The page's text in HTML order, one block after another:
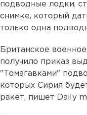
подводные лодки,
снимке, который
только одна
Британское
получило приказ
"Томагавками"
которых Сирия
ракет, пишет Daily